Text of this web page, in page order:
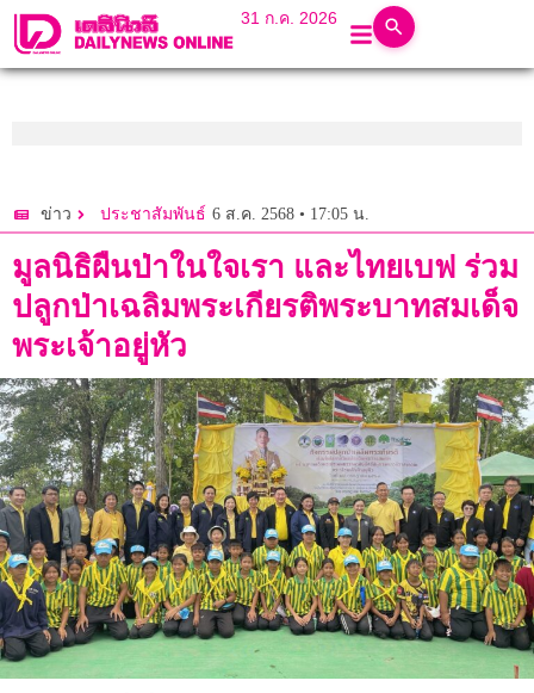
31 ก.ค. 2026
ข่าว ประชาสัมพันธ์ 6 ส.ค. 2568 • 17:05 น.
มูลนิธิผืนป่าในใจเรา และไทยเบฟ ร่วม
ปลูกป่าเฉลิมพระเกียรติพระบาทสมเด็จ
พระเจ้าอยู่หัว